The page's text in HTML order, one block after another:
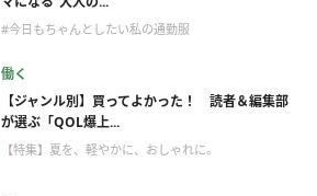
#今日もちゃんとしたい私の通勤服
働く
【ジャンル別】買ってよかった！ 読者＆編集部
が選ぶ「QOL爆上...
【特集】夏を、軽やかに、おしゃれに。